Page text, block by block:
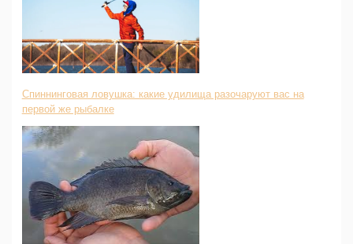
Спиннинговая ловушка: какие удилища разочаруют вас на
первой же рыбалке